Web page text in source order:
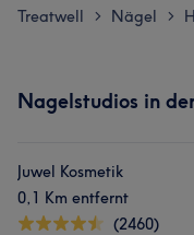
Treatwell > Nägel >
Nagelstudios in
Juwel Kosmetik
0,1 Km entfernt
(2460)